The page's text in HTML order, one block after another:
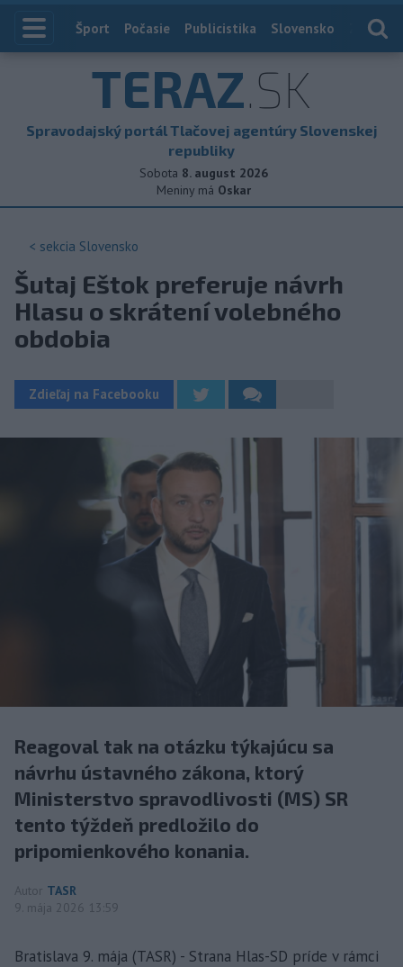
Index
Šport Počasie Publicistika Slovensko
TERAZ.SK
Spravodajský portál Tlačovej agentúry Slovenskej
republiky
Sobota 8. august 2026
Meniny má Oskar
< sekcia Slovensko
Šutaj Eštok preferuje návrh
Hlasu o skrátení volebného
obdobia
Zdieľaj na Facebooku
Reagoval tak na otázku týkajúcu sa
návrhu ústavného zákona, ktorý
Ministerstvo spravodlivosti (MS) SR
tento týždeň predložilo do
pripomienkového konania.
Autor TASR
9. mája 2026 13:59
Bratislava 9. mája (TASR) - Strana Hlas-SD príde v rámci